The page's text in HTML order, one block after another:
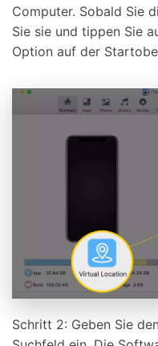
Computer. Sobald Sie
Sie sie und tippen Sie
Option auf der
Schritt 2: Geben Sie